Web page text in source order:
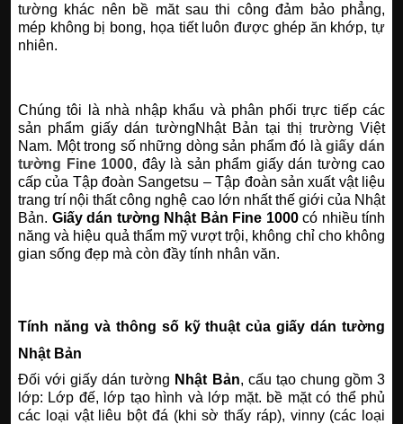
tường khác nên bề măt sau thi công đảm bảo phẳng,
mép không bị bong, họa tiết luôn được ghép ăn khớp, tự
nhiên.
Chúng tôi là nhà nhập khẩu và phân phối trực tiếp các
sản phẩm giấy dán tườngNhật Bản tại thị trường Việt
Nam. Một trong số những dòng sản phẩm đó làgiấy dán
tường Fine 1000, đây là sản phẩm giấy dán tường cao
cấp của Tập đoàn Sangetsu – Tập đoàn sản xuất vật liệu
trang trí nội thất công nghệ cao lớn nhất thế giới của Nhật
Bản. Giấy dán tường Nhật Bản Fine 1000có nhiều tính
năng và hiệu quả thẩm mỹ vượt trội, không chỉ cho không
gian sống đẹp mà còn đầy tính nhân văn.
Tính năng và thông số kỹ thuật của giấy dán tường
Nhật Bản
Đối với giấy dán tường Nhật Bản, cấu tạo chung gồm 3
lớp: Lớp đế, lớp tạo hình và lớp mặt. bề mặt có thể phủ
các loại vật liêu bột đá (khi sờ thấy ráp), vinny (các loại